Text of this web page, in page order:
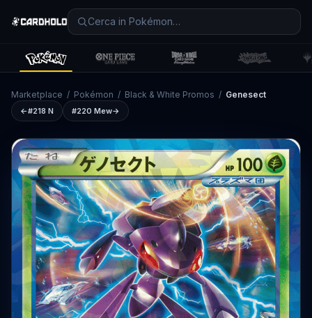
Marketplace / Pokémon / Black & White Promos / Genesect
←#218 N #220 Mew→